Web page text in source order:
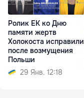
Ролик ЕК ко Дню
памяти жертв
Холокоста исправили
после возмущения
Польши
29 Янв. 12:18